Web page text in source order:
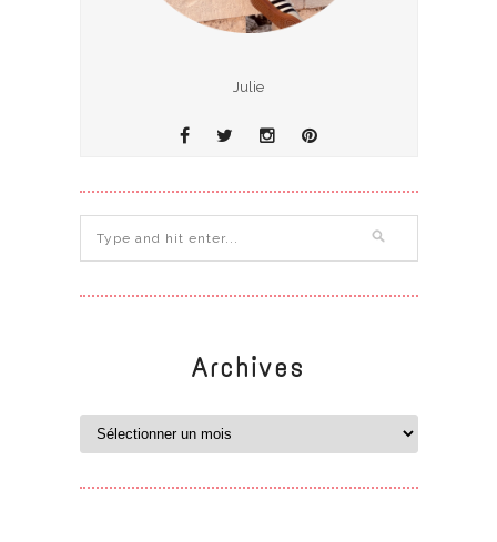
Julie
Archives